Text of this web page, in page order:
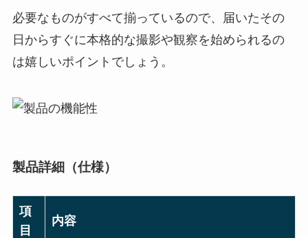
必要なものがすべて揃っているので、届いたその
日からすぐに本格的な撮影や観察を始められるの
は嬉しいポイントでしょう。
製品詳細（仕様）
項
目
内容